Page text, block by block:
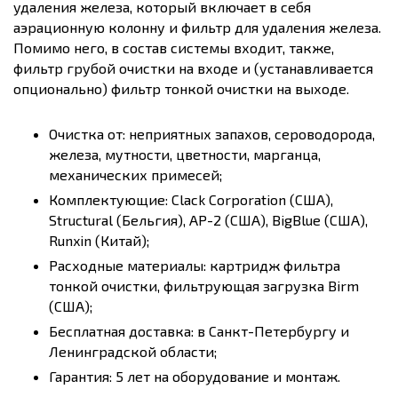
удаления железа, который включает в себя
аэрационную колонну и фильтр для удаления железа.
Помимо него, в состав системы входит, также,
фильтр грубой очистки на входе и (устанавливается
опционально) фильтр тонкой очистки на выходе.
Очистка от: неприятных запахов, сероводорода,
железа, мутности, цветности, марганца,
механических примесей;
Комплектующие: Clack Corporation (США),
Structural (Бельгия), AP-2 (США), BigBlue (США),
Runxin (Китай);
Расходные материалы: картридж фильтра
тонкой очистки, фильтрующая загрузка Birm
(США);
Бесплатная доставка: в Санкт-Петербургу и
Ленинградской области;
Гарантия: 5 лет на оборудование и монтаж.